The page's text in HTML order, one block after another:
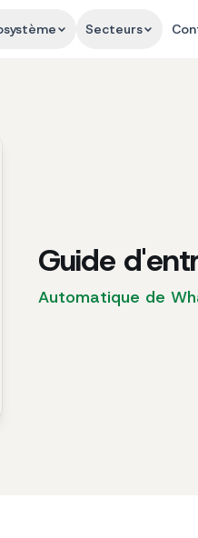
Secteurs
Guide
Automatique de